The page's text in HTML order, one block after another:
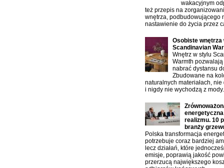
wakacyjnym
też przepis na
wnętrza, podbudowującego
nastawienie do życia przez
Osobiste wnętrza
Scandinavian
Wnętrz w stylu
Warmth
nabrać dystansu
Zbudowane na
naturalnych materiałach,
i nigdy nie wychodzą z mody.
realizmu. 10
branży
Polska transformacja
potrzebuje coraz bardziej
lecz działań, które
emisje, poprawią jakość
przerzucą największego